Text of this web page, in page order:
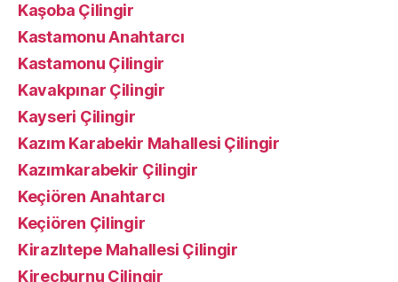
Kaşoba Çilingir
Kastamonu Anahtarcı
Kastamonu Çilingir
Kavakpınar Çilingir
Kayseri Çilingir
Kazım Karabekir Mahallesi Çilingir
Kazımkarabekir Çilingir
Keçiören Anahtarcı
Keçiören Çilingir
Kirazlıtepe Mahallesi Çilingir
Kireçburnu Çilingir